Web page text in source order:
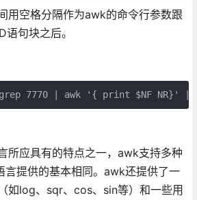
用空格分隔作为awk的命令行参数跟
句块之后。
7770 | awk '{ print $NF NR}'
所应具有的特点之一，awk支持多种
言提供的基本相同。awk还提供了一
如log、sqr、cos、sin等）和一些用